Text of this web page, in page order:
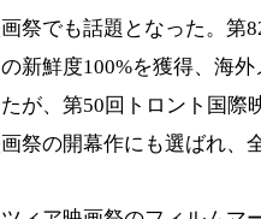
祭でも話題となった。第
新鮮度100%を獲得、海
が、第50回トロント国際
祭の開幕作にも選ばれ、